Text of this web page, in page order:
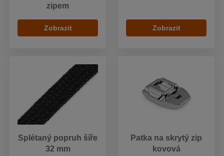
zipem
Zobrazit Zobrazit
Splétaný popruh šíře
32 mm
Patka na skrytý zip
kovová